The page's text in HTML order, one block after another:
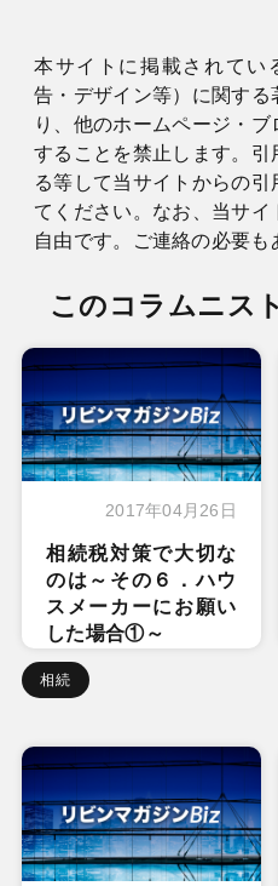
本サイトに掲載されてい
告・デザイン等）に関す
り、他のホームページ・
することを禁止します。
る等して当サイトからの
てください。なお、当サ
自由です。ご連絡の必要も
このコラムニス
2017年04月26日
相続税対策で大切な
のは～その６．ハウ
スメーカーにお願い
した場合①～
相続